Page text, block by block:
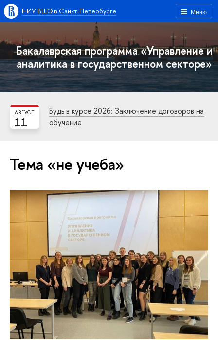
Меню
НИУ ВШЭ в Санкт-Петербурге
Бакалаврская программа «Управление и
аналитика в государственном секторе»
11
АВГУСТ
Будь в курсе 2026: Заключение договоров на
обучение
Тема «не учеба»